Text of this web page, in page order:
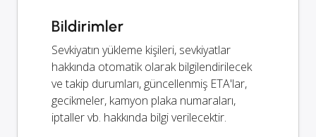
Bildirimler
Sevkiyatın yükleme kişileri, sevkiyatlar
hakkında otomatik olarak bilgilendirilecek
ve takip durumları, güncellenmiş ETA'lar,
gecikmeler, kamyon plaka numaraları,
iptaller vb. hakkında bilgi verilecektir.